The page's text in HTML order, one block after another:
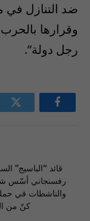
ضد التنازل في
وقرارها
رجل دولة”.
فيسبوك
قائد “الباسيج”
رفسنجاني أسّس
والناشطات في
كنّ من